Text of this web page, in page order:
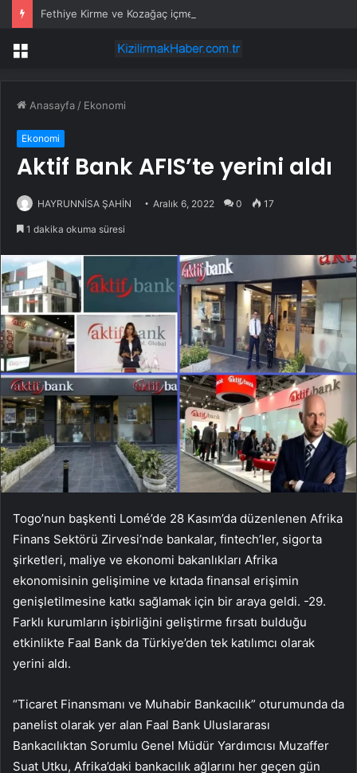
Fethiye Kirme ve Kozağaç içme suyu hatları yenileniyor
Menü
Anasayfa / Ekonomi
Ekonomi
Aktif Bank AFIS’te yerini aldı
HAYRUNNİSA ŞAHİN Aralık 6, 2022 0 17
1 dakika okuma süresi
Togo’nun başkenti Lomé’de 28 Kasım’da düzenlenen Afrika
Finans Sektörü Zirvesi’nde bankalar, fintech’ler, sigorta
şirketleri, maliye ve ekonomi bakanlıkları Afrika
ekonomisinin gelişimine ve kıtada finansal erişimin
genişletilmesine katkı sağlamak için bir araya geldi. -29.
Farklı kurumların işbirliğini geliştirme fırsatı bulduğu
etkinlikte Faal Bank da Türkiye’den tek katılımcı olarak
yerini aldı.
“Ticaret Finansmanı ve Muhabir Bankacılık” oturumunda da
panelist olarak yer alan Faal Bank Uluslararası
Bankacılıktan Sorumlu Genel Müdür Yardımcısı Muzaffer
Suat Utku, Afrika’daki bankacılık ağlarını her geçen gün